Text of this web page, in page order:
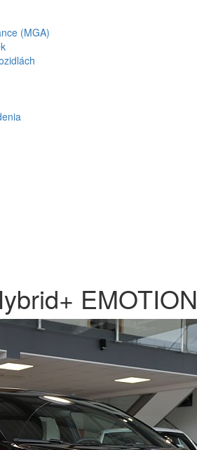
(MGA)
EMOTION